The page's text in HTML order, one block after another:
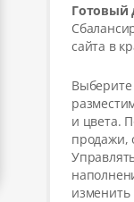
Готовый
сайта в
и цвета.
продажи,
изменить